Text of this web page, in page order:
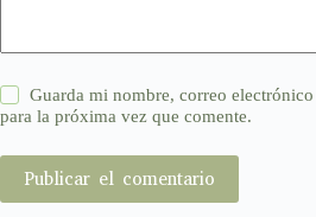
Guarda mi nombre, correo
para la próxima vez que comente.
Publicar el comentario